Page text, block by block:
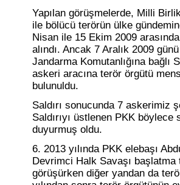
Yapılan görüşmelerde, Milli
ile bölücü terörün ülke
Nisan ile 15 Ekim 2009
alındı. Ancak 7 Aralık 2009
Jandarma Komutanlığına
askeri aracına terör örgütü
bulunuldu.
Saldırı sonucunda 7 askerimiz
Saldırıyı üstlenen PKK böylece
duyurmuş oldu.
6. 2013 yılında PKK elebaşı
Devrimci Halk Savaşı başlatma
görüşürken diğer yandan da